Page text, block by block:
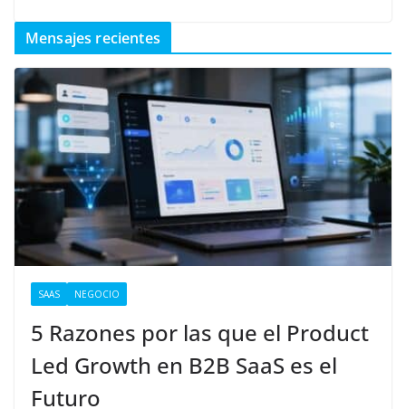
Mensajes recientes
SAAS NEGOCIO
5 Razones por las que el Product
Led Growth en B2B SaaS es el
Futuro